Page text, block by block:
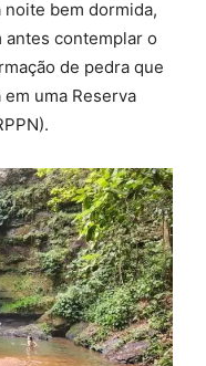
noite bem dormida,
antes contemplar o
de pedra que
uma Reserva